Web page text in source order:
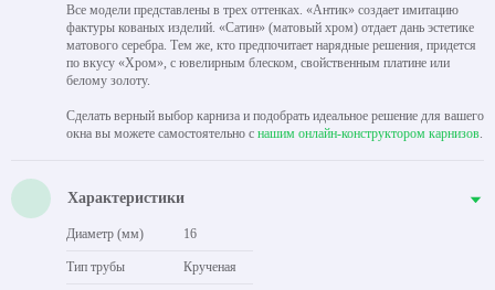
Все модели представлены в трех оттенках. «Антик» создает имитацию
фактуры кованых изделий. «Сатин» (матовый хром) отдает дань эстетике
матового серебра. Тем же, кто предпочитает нарядные решения, придется
по вкусу «Хром», с ювелирным блеском, свойственным платине или
белому золоту.
Сделать верный выбор карниза и подобрать идеальное решение для вашего
окна вы можете самостоятельно с нашим онлайн-конструктором карнизов.
Характеристики
Диаметр (мм) 16
Тип трубы Крученая